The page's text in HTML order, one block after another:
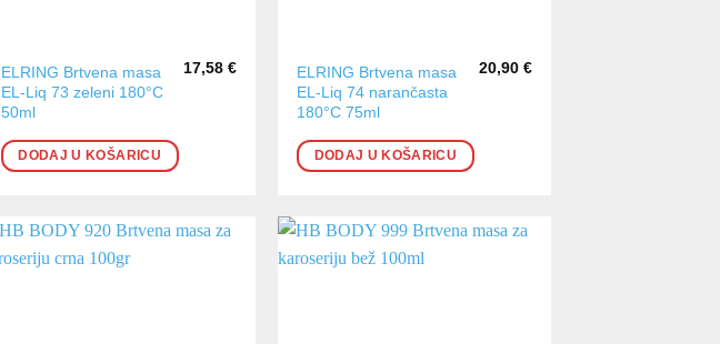
ELRING Brtvena masa
EL-Liq 73 zeleni 180°C
50ml
17,58 €
DODAJ U KOŠARICU
ELRING Brtvena masa
EL-Liq 74 narančasta
180°C 75ml
20,90 €
DODAJ U KOŠARICU